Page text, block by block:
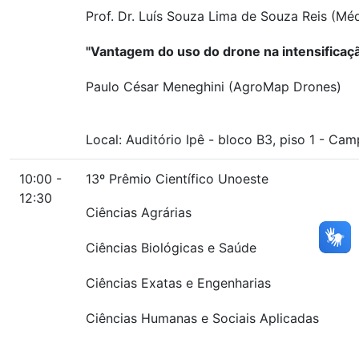
Prof. Dr. Luís Souza Lima de Souza Reis
"Vantagem do uso do drone na
Paulo César Meneghini (AgroMap Drones)
Local: Auditório Ipê - bloco B3, piso 1 -
10:00 -
12:30
13º Prêmio Científico Unoeste
Ciências Agrárias
Ciências Biológicas e Saúde
Ciências Exatas e Engenharias
Ciências Humanas e Sociais Aplicadas